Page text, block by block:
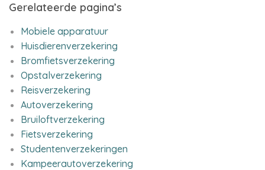
Gerelateerde pagina’s
Mobiele apparatuur
Huisdierenverzekering
Bromfietsverzekering
Opstalverzekering
Reisverzekering
Autoverzekering
Bruiloftverzekering
Fietsverzekering
Studentenverzekeringen
Kampeerautoverzekering